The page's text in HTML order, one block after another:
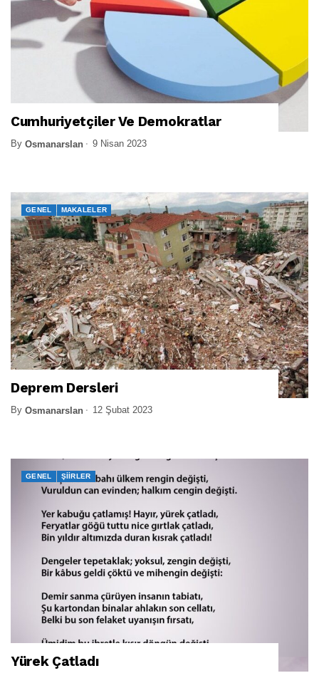
Cumhuriyetçiler Ve Demokratlar
By Osmanarslan 9 Nisan 2023
GENEL MAKALELER
Deprem Dersleri
By Osmanarslan 12 Şubat 2023
GENEL ŞIIRLER
Yürek Çatladı